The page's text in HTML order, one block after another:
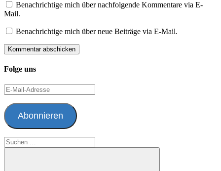
Benachrichtige mich über nachfolgende Kommentare via E-
Mail.
Benachrichtige mich über neue Beiträge via E-Mail.
Folge uns
E-
Mail-
Adresse
Abonnieren
Suchen
nach: